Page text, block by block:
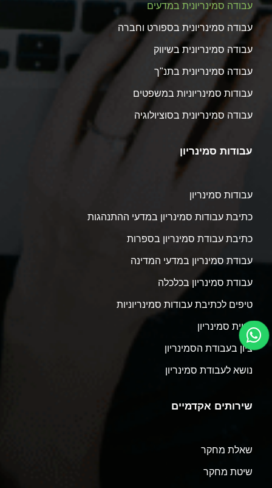
עבודה סמינריונית במדעים
עבודה סמינריונית בספורט וחברה
עבודה סמינריונית בשיווק
עבודה סמינריונית בתנ"ך
עבודות סמינריוניות במשפטים
עבודה סמינריונית בסוציולוגיה
עבודות סמינריון
עבודות סמינריון
כתיבת עבודות סמינריון במדעי ההתנהגות
כתיבת עבודת סמינריון בספרות
עבודת סמינריון במדעי המדינה
עבודת סמינריון בכלכלה
טיפים לכתיבת עבודות סמינריוניות
קניית סמינריון
ציון בעבודת הסמינריון
נושא לעבודת סמינריון
שירותים אקדמיים
שאלת מחקר
שיטת מחקר